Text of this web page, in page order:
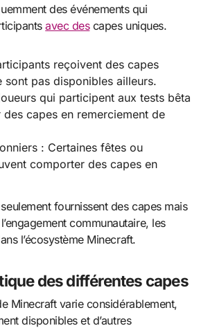
des événements qui
avec descapes uniques.
reçoivent des capes
sont pas disponibles ailleurs.
qui participent aux tests bêta
capes en remerciement de
: Certaines fêtes ou
comporter des capes en
fournissent des capes mais
communautaire, les
l’écosystème Minecraft.
des différentes capes
Minecraft varie considérablement,
disponibles et d’autres